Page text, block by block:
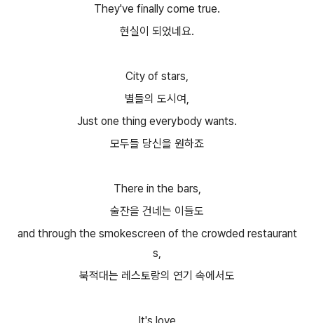
They've finally come true.
현실이 되었네요.
City of stars,
별들의 도시여,
Just one thing everybody wants.
모두들 당신을 원하죠
There in the bars,
술잔을 건네는 이들도
and through the smokescreen of the crowded restaurant
s,
북적대는 레스토랑의 연기 속에서도